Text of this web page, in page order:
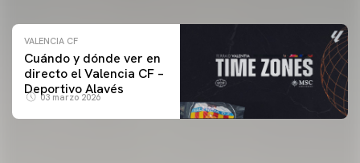
VALENCIA CF
Cuándo y dónde ver en
directo el Valencia CF –
Deportivo Alavés
03 marzo 2026